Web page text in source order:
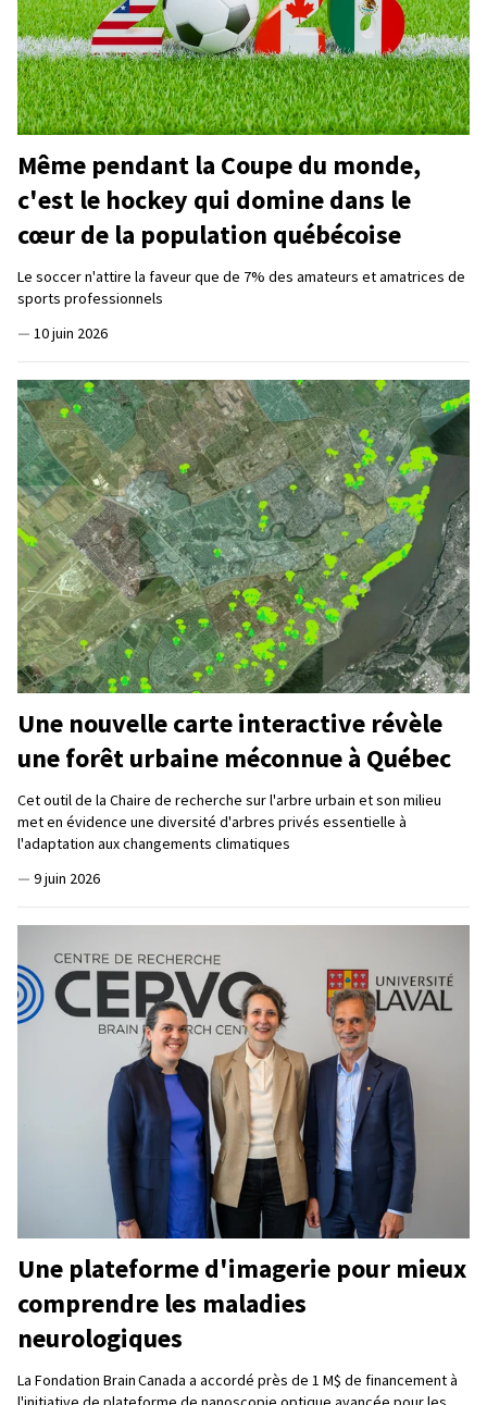
Même pendant la Coupe du monde,
c'est le hockey qui domine dans le
cœur de la population québécoise
Le soccer n'attire la faveur que de 7% des amateurs et amatrices de
sports professionnels
— 10 juin 2026
Une nouvelle carte interactive révèle
une forêt urbaine méconnue à Québec
Cet outil de la Chaire de recherche sur l'arbre urbain et son milieu
met en évidence une diversité d'arbres privés essentielle à
l'adaptation aux changements climatiques
— 9 juin 2026
Une plateforme d'imagerie pour mieux
comprendre les maladies
neurologiques
La Fondation Brain Canada a accordé près de 1 M$ de financement à